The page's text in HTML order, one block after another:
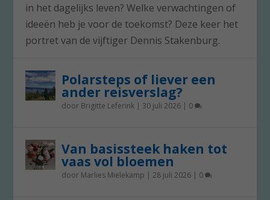
in het dagelijks leven? Welke verwachtingen of
ideeën heb je voor de toekomst? Deze keer het
portret van de vijftiger Dennis Stakenburg.
Polarsteps of liever een
ander reisverslag?
door Brigitte Leferink | 30 juli 2026 | 0
Van basissteek haken tot
vaas vol bloemen
door Marlies Mielekamp |28 juli 2026 | 0